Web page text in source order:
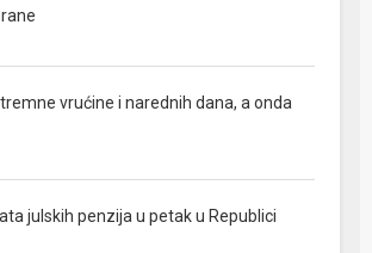
vrućine i narednih dana, a onda
julskih penzija u petak u Republici